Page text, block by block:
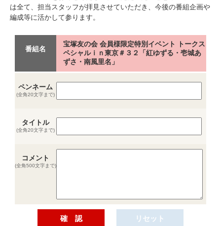
は全て、担当スタッフが拝見させていただき、今後の番組企画や
編成等に活かして参ります。
番組名
宝塚友の会 会員様限定特別イベント トークス
ペシャルｉｎ東京＃３２「紅ゆずる・壱城あ
ずさ・南風里名」
ペンネーム
(全角20文字まで)
タイトル
(全角20文字まで)
コメント
(全角500文字まで)